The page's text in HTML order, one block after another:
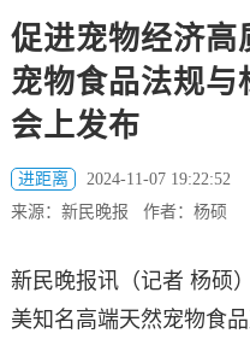
促进宠物经济高
宠物食品法规
会上发布
进距离
2024-11-07 19:22:52
来源：新民晚报 作者：杨硕
新民晚报讯（记者 杨硕
美知名高端天然宠物食